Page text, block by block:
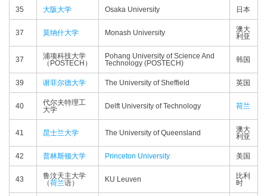
35 大阪大学 Osaka University 日本
37 莫纳什大学 Monash University
澳大
利亚
37
浦项科技大学
（POSTECH）
Pohang University of Science And
Technology (POSTECH)
韩国
39 谢菲尔德大学 The University of Sheffield 英国
40
代尔夫特理工
大学
Delft University of Technology 荷兰
41 昆士兰大学 The University of Queensland
澳大
利亚
42 普林斯顿大学 Princeton University 美国
43
鲁汶天主大学
（荷兰语） KU Leuven
比利
时